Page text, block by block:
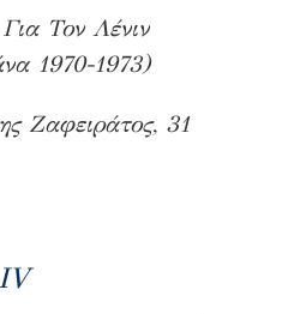
Τον Λένιν
1970-1973)
Ζαφειράτος, 31
IV